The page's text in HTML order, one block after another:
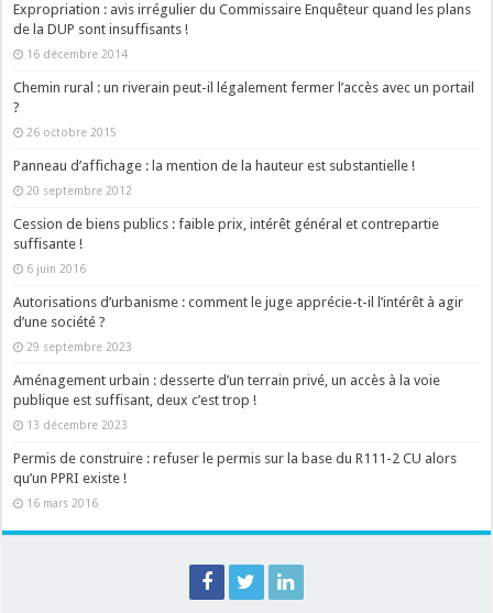
Expropriation : avis irrégulier du Commissaire Enquêteur quand les plans
de la DUP sont insuffisants !
16 décembre 2014
Chemin rural : un riverain peut-il légalement fermer l’accès avec un portail
?
26 octobre 2015
Panneau d’affichage : la mention de la hauteur est substantielle !
20 septembre 2012
Cession de biens publics : faible prix, intérêt général et contrepartie
suffisante !
6 juin 2016
Autorisations d’urbanisme : comment le juge apprécie-t-il l’intérêt à agir
d’une société ?
29 septembre 2023
Aménagement urbain : desserte d’un terrain privé, un accès à la voie
publique est suffisant, deux c’est trop !
13 décembre 2023
Permis de construire : refuser le permis sur la base du R111-2 CU alors
qu’un PPRI existe !
16 mars 2016